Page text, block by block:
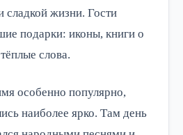
сладкой жизни. Гости
подарки: иконы, книги о
слова.
особенно популярно,
наиболее ярко. Там день